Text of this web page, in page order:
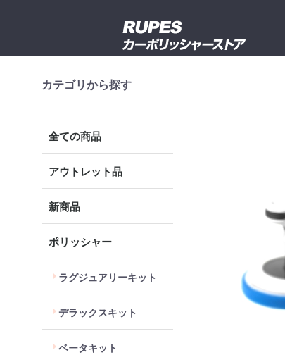
カテゴリから探す
全ての商品
アウトレット品
新商品
ポリッシャー
ラグジュアリーキット
デラックスキット
ベータキット